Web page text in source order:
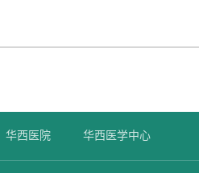
华西医院 华西医学中心